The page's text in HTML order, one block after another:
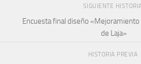
SIGUIENTE
Encuesta final diseño «Mejoramiento
de Laja»
HISTORIA PREVIA